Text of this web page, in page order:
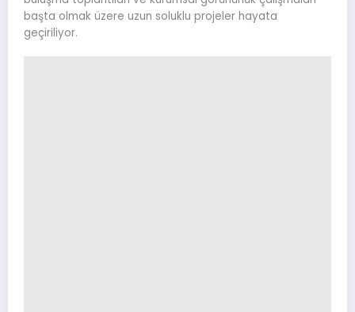
başta olmak üzere uzun soluklu projeler hayata
geçiriliyor.